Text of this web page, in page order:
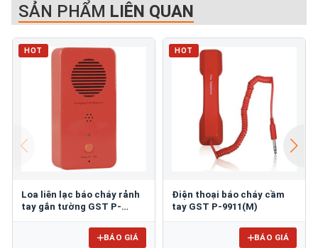
SẢN PHẨM LIÊN QUAN
HOT
Loa liên lạc báo cháy rảnh
tay gắn tường GST P-
BÁO GIÁ
HOT
Điện thoại báo cháy cầm
tay GST P-9911(M)
BÁO GIÁ